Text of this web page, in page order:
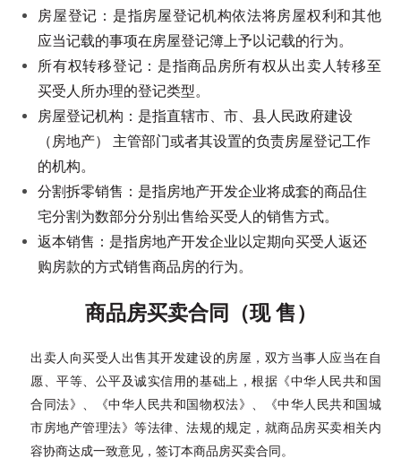
房屋登记：是指房屋登记机构依法将房屋权利和其他
应当记载的事项在房屋登记簿上予以记载的行为。
所有权转移登记：是指商品房所有权从出卖人转移至
买受人所办理的登记类型。
房屋登记机构：是指直辖市、市、县人民政府建设
（房地产） 主管部门或者其设置的负责房屋登记工作
的机构。
分割拆零销售：是指房地产开发企业将成套的商品住
宅分割为数部分分别出售给买受人的销售方式。
返本销售：是指房地产开发企业以定期向买受人返还
购房款的方式销售商品房的行为。
商品房买卖合同 （现 售）
出卖人向买受人出售其开发建设的房屋，双方当事人应当在自
愿、平等、公平及诚实信用的基础上，根据《中华人民共和国
合同法》、《中华人民共和国物权法》、《中华人民共和国城
市房地产管理法》等法律、法规的规定，就商品房买卖相关内
容协商达成一致意见，签订本商品房买卖合同。